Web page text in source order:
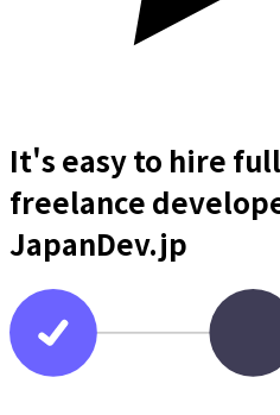
It's easy to hire
freelance
JapanDev.jp